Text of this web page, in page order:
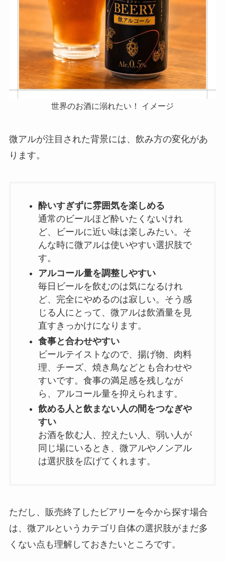
世界のお酒に溺れたい！ イメージ
微アルが注目された背景には、飲み方の変化があ
ります。
酔いすぎずに雰囲気を楽しめる
通常のビールほど酔いたくないけれ
ど、ビールに近い味は楽しみたい。そ
んな時に微アルは使いやすい選択肢で
す。
アルコール量を調整しやすい
毎日ビールを飲むのは気になるけれ
ど、完全にやめるのは寂しい。そう感
じる人にとって、微アルは飲酒量を見
直すきっかけになります。
食事と合わせやすい
ビールテイストなので、揚げ物、肉料
理、チーズ、焼き鳥などとも合わせや
すいです。食事の満足感を残しなが
ら、アルコール量を抑えられます。
飲める人と飲まない人の間をつなぎや
すい
お酒を飲む人、控えたい人、弱い人が
同じ場にいるとき、微アルやノンアル
は選択肢を広げてくれます。
ただし、販売終了したビアリーを今から探す場合
は、微アルというカテゴリ自体の選択肢がまだ多
くない点も理解しておきたいところです。